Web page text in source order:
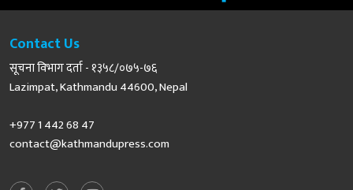
Contact Us
सूचना विभाग दर्ता - १३५८/०७५-७६
Lazimpat, Kathmandu 44600, Nepal
+977 1 442 68 47
contact@kathmandupress.com